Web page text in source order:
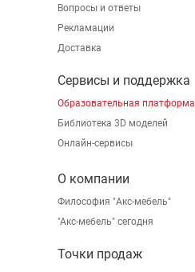
Вопросы и ответы
Рекламации
Доставка
Сервисы и поддержка
Образовательная платформа
Библиотека 3D моделей
Онлайн-сервисы
О компании
Философия "Акс-мебель"
"Aкс-мебель" сегодня
Точки продаж